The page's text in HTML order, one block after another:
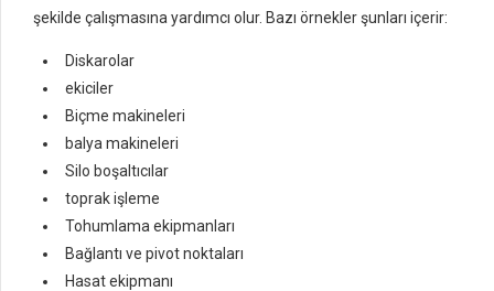
şekilde çalışmasına yardımcı olur. Bazı örnekler şunları içerir:
Diskarolar
ekiciler
Biçme makineleri
balya makineleri
Silo boşaltıcılar
toprak işleme
Tohumlama ekipmanları
Bağlantı ve pivot noktaları
Hasat ekipmanı